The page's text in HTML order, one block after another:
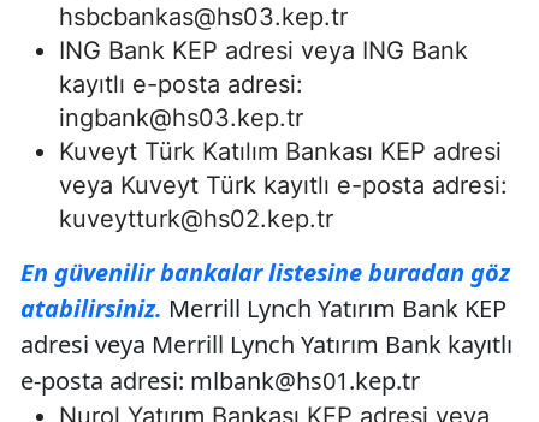
hsbcbankas@hs03.kep.tr
ING Bank KEP adresi veya ING Bank
kayıtlı e-posta adresi:
ingbank@hs03.kep.tr
Kuveyt Türk Katılım Bankası KEP adresi
veya Kuveyt Türk kayıtlı e-posta adresi:
kuveytturk@hs02.kep.tr
En güvenilir bankalar listesine buradan göz
atabilirsiniz. Merrill Lynch Yatırım Bank KEP
adresi veya Merrill Lynch Yatırım Bank kayıtlı
e-posta adresi: mlbank@hs01.kep.tr
Nurol Yatırım Bankası KEP adresi veya